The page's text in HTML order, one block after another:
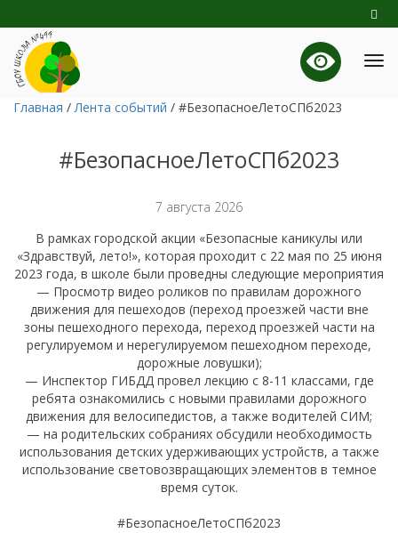
Главная /Лента событий / #БезопасноеЛетоСПб2023
#БезопасноеЛетоСПб2023
7 августа 2026
В рамках городской акции «Безопасные каникулы или
«Здравствуй, лето!», которая проходит с 22 мая по 25 июня
2023 года, в школе были проведны следующие мероприятия
— Просмотр видео роликов по правилам дорожного
движения для пешеходов (переход проезжей части вне
зоны пешеходного перехода, переход проезжей части на
регулируемом и нерегулируемом пешеходном переходе,
дорожные ловушки);
— Инспектор ГИБДД провел лекцию с 8-11 классами, где
ребята ознакомились с новыми правилами дорожного
движения для велосипедистов, а также водителей СИМ;
— на родительских собраниях обсудили необходимость
использования детских удерживающих устройств, а также
использование световозвращающих элементов в темное
время суток.
#БезопасноеЛетоСПб2023